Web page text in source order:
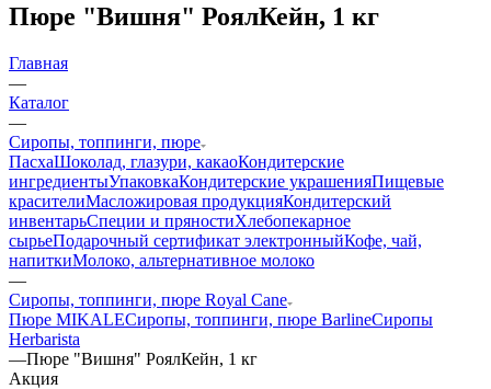
Пюре "Вишня" РоялКейн, 1 кг
Главная
—
Каталог
—
Сиропы, топпинги, пюре
ПасхаШоколад, глазури, какаоКондитерские
ингредиентыУпаковкаКондитерские украшенияПищевые
красителиМасложировая продукцияКондитерский
инвентарьСпеции и пряностиХлебопекарное
сырьеПодарочный сертификат электронныйКофе, чай,
напиткиМолоко, альтернативное молоко
—
Сиропы, топпинги, пюре Royal Cane
Пюре MIKALEСиропы, топпинги, пюре BarlineСиропы
Herbarista
—Пюре "Вишня" РоялКейн, 1 кг
Акция